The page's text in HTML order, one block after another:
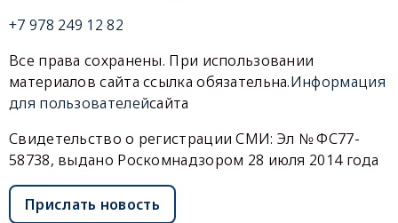
+7 978 249 12 82
Все права сохранены. При использовании
материалов сайта ссылка обязательна.Информация
для пользователейсайта
Свидетельство о регистрации СМИ: Эл № ФС77-
58738, выдано Роскомнадзором 28 июля 2014 года
Прислать новость